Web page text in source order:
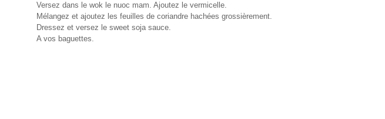
Versez dans le wok le nuoc mam. Ajoutez le vermicelle.
Mélangez et ajoutez les feuilles de coriandre hachées grossièrement.
Dressez et versez le sweet soja sauce.
A vos baguettes.